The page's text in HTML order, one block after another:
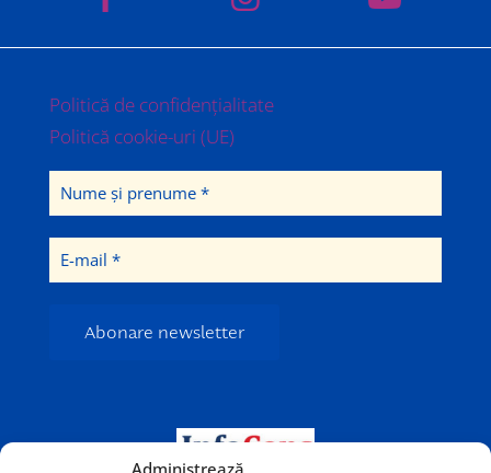
Administrează
Politică de confidențialitate
Politică cookie-uri (UE)